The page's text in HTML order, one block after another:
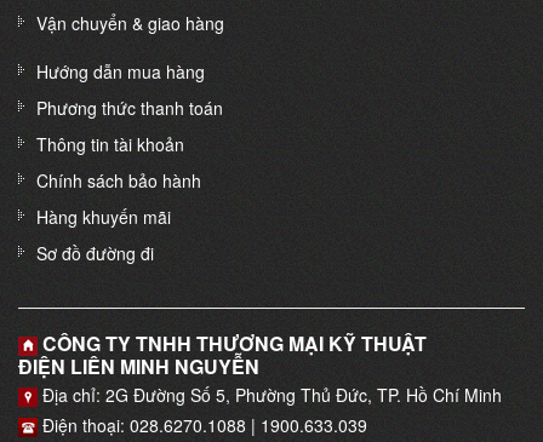
Vận chuyển & giao hàng
Hướng dẫn mua hàng
Phương thức thanh toán
Thông tin tài khoản
Chính sách bảo hành
Hàng khuyến mãi
Sơ đồ đường đi
CÔNG TY TNHH THƯƠNG MẠI KỸ THUẬT
ĐIỆN LIÊN MINH NGUYỄN
Địa chỉ: 2G Đường Số 5, Phường Thủ Đức, TP. Hồ Chí Minh
Điện thoại: 028.6270.1088 | 1900.633.039